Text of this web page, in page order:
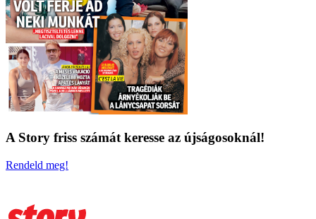
A Story friss számát keresse az újságosoknál!
Rendeld meg!